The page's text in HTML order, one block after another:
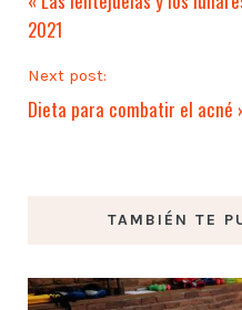
2021
Next post:
Dieta para combatir el acné
TAMBIÉN TE